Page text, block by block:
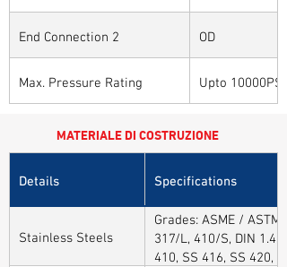
End Connection 2 OD
Max. Pressure Rating Upto 10000PSI
MATERIALE DI COSTRUZIONE
Details Specifications
Stainless Steels
Grades: ASME /
317/L, 410/S, DIN
410, SS 416, SS 420,